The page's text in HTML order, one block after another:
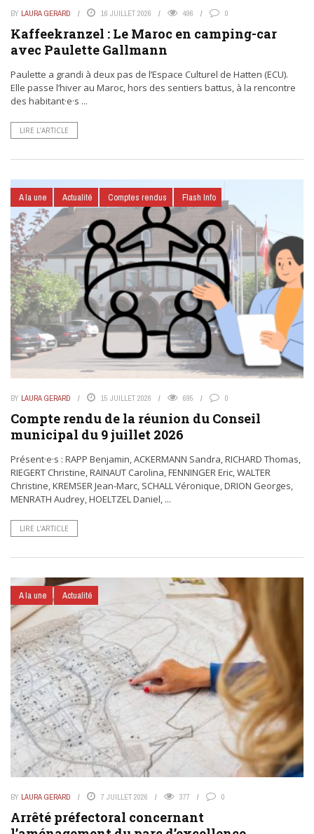
BY LAURA GERARD 16 JUILLET 2026 496 0
Kaffeekranzel : Le Maroc en camping-car
avec Paulette Gallmann
Paulette a grandi à deux pas de l’Espace Culturel de Hatten (ECU).
Elle passe l’hiver au Maroc, hors des sentiers battus, à la rencontre
des habitant·e·s ...
LIRE L’ARTICLE
A la une Actualité Comptes rendus Flash Info
BY LAURA GERARD 15 JUILLET 2026 695 0
Compte rendu de la réunion du Conseil
municipal du 9 juillet 2026
Présent·e·s : RAPP Benjamin, ACKERMANN Sandra, RICHARD Thomas,
RIEGERT Christine, RAINAUT Carolina, FENNINGER Eric, WALTER
Christine, KREMSER Jean-Marc, SCHALL Véronique, DRION Georges,
MENRATH Audrey, HOELTZEL Daniel, ...
LIRE L’ARTICLE
A la une Actualité
BY LAURA GERARD 7 JUILLET 2026 377 0
Arrêté préfectoral concernant